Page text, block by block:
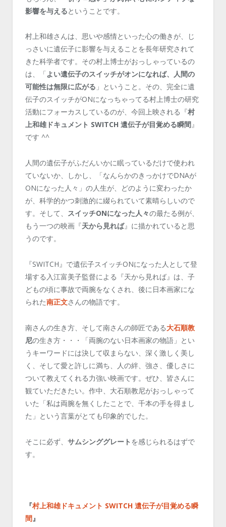
影響を与えるということです。
村上和雄さんは、思いや感情といった心の働きが、じ
っさいに遺伝子に影響を与えることを長年研究されて
きた科学者です。その村上博士がおっしゃっているの
は、「よい遺伝子のスイッチがオンになれば、人間の
可能性は無限に広がる 」ということ。その、完全に遺
伝子のスイッチがONになっちゃってる村上博士の研究
活動にフォーカスしているのが、今回上映される『村
上和雄ドキュメント SWITCH 遺伝子が目覚める瞬間』
です ^^
人間の遺伝子がふだんいかに眠っているだけで使われ
ていないか、しかし、「なんらかのきっかけでDNAが
ONになった人々」の人生が、どのように変わったか
が、科学的かつ刺激的に綴られていて素晴らしいので
す。そして、 スイッチONになった人々の最たる例が、
もう一つの映画『天から見れば』に描かれていると思
うのです。
『SWITCH』で遺伝子スイッチONになった人として登
場する入江富美子監督による『天から見れば』は、子
どもの頃に事故で両腕をなくされ、後に日本画家にな
られた南正文さんの物語です。
南さんの生き方、そして南さんの師匠である大石順教
尼の生き方・・・「両腕のない日本画家の物語」とい
うキーワードには決して収まらない、深く激しく美し
く、そして愛と許しに満ち、人の絆、強さ、優しさに
ついて教えてくれる力強い映画です。ぜひ、皆さんに
観ていただきたい。作中、大石順教尼がおっしゃって
いた「私は両腕を無くしたことで、千本の手を得まし
た」という言葉がとても印象的でした。
そこに必ず、 サムシンググレート を感じられるはずで
す。
『村上和雄ドキュメント SWITCH 遺伝子が目覚める瞬
間』